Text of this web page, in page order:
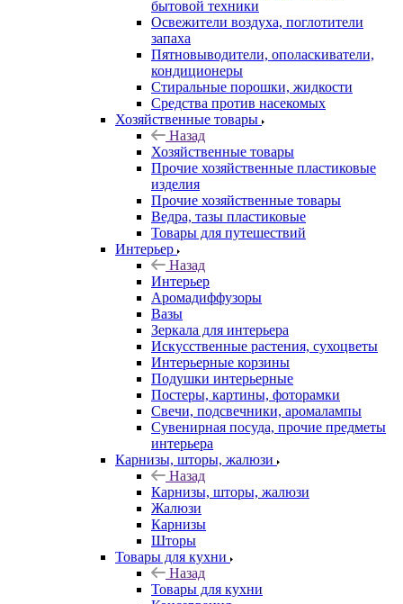
бытовой техники
Освежители воздуха, поглотители
запаха
Пятновыводители, ополаскиватели,
кондиционеры
Стиральные порошки, жидкости
Средства против насекомых
Хозяйственные товары
Назад
Хозяйственные товары
Прочие хозяйственные пластиковые
изделия
Прочие хозяйственные товары
Ведра, тазы пластиковые
Товары для путешествий
Интерьер
Назад
Интерьер
Аромадиффузоры
Вазы
Зеркала для интерьера
Искусственные растения, сухоцветы
Интерьерные корзины
Подушки интерьерные
Постеры, картины, фоторамки
Свечи, подсвечники, аромалампы
Сувенирная посуда, прочие предметы
интерьера
Карнизы, шторы, жалюзи
Назад
Карнизы, шторы, жалюзи
Жалюзи
Карнизы
Шторы
Товары для кухни
Назад
Товары для кухни